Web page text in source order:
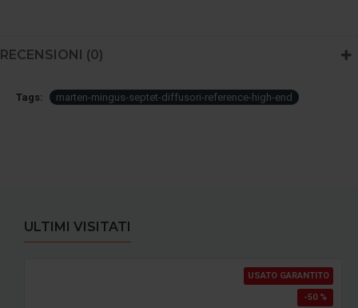
RECENSIONI (0)
Tags: marten-mingus-septet-diffusori-reference-high-end
ULTIMI VISITATI
USATO GARANTITO
-50 %